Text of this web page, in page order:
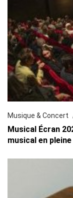
Musique & Concert
Musical Écran
musical en